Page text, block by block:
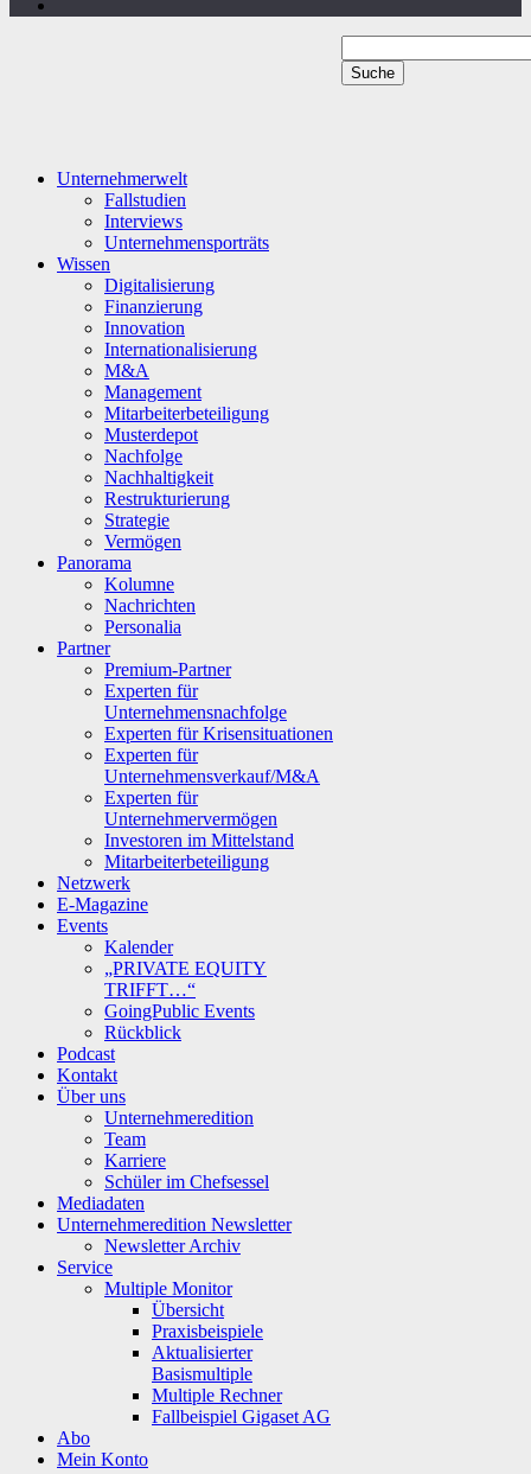
Unternehmerwelt
Fallstudien
Interviews
Unternehmensporträts
Wissen
Digitalisierung
Finanzierung
Innovation
Internationalisierung
M&A
Management
Mitarbeiterbeteiligung
Musterdepot
Nachfolge
Nachhaltigkeit
Restrukturierung
Strategie
Vermögen
Panorama
Kolumne
Nachrichten
Personalia
Partner
Premium-Partner
Experten für
Unternehmensnachfolge
Experten für Krisensituationen
Experten für
Unternehmensverkauf/M&A
Experten für
Unternehmervermögen
Investoren im Mittelstand
Mitarbeiterbeteiligung
Netzwerk
E-Magazine
Events
Kalender
„PRIVATE EQUITY
TRIFFT…“
GoingPublic Events
Rückblick
Podcast
Kontakt
Über uns
Unternehmeredition
Team
Karriere
Schüler im Chefsessel
Mediadaten
Unternehmeredition Newsletter
Newsletter Archiv
Service
Multiple Monitor
Übersicht
Praxisbeispiele
Aktualisierter
Basismultiple
Multiple Rechner
Fallbeispiel Gigaset AG
Abo
Mein Konto